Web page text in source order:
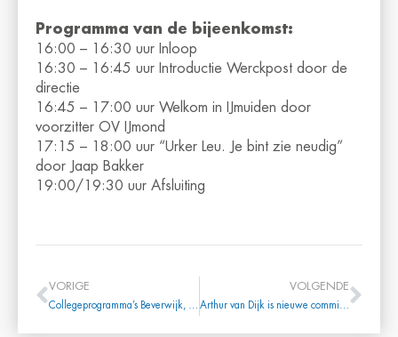
Programma van de bijeenkomst:
16:00 – 16:30 uur Inloop
16:30 – 16:45 uur Introductie Werckpost door de
directie
16:45 – 17:00 uur Welkom in IJmuiden door
voorzitter OV IJmond
17:15 – 18:00 uur “Urker Leu. Je bint zie neudig”
door Jaap Bakker
19:00/19:30 uur Afsluiting
VORIGE VOLGENDE